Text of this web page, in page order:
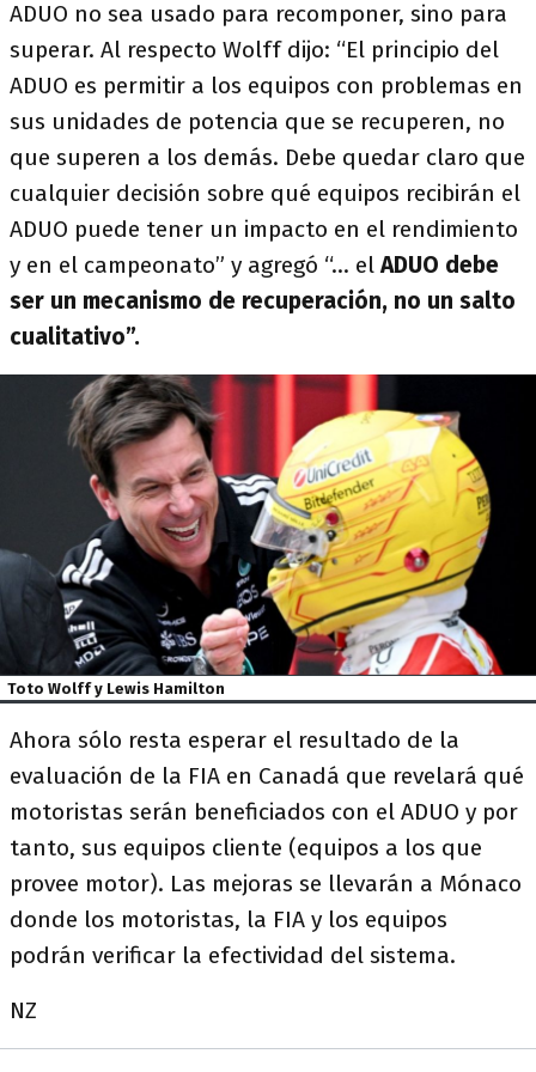
ADUO no sea usado para recomponer, sino para
superar. Al respecto Wolff dijo: “El principio del
ADUO es permitir a los equipos con problemas en
sus unidades de potencia que se recuperen, no
que superen a los demás. Debe quedar claro que
cualquier decisión sobre qué equipos recibirán el
ADUO puede tener un impacto en el rendimiento
y en el campeonato” y agregó “… elADUO debe
ser un mecanismo de recuperación, no un salto
cualitativo”.
Toto Wolff y Lewis Hamilton
Ahora sólo resta esperar el resultado de la
evaluación de la FIA en Canadá que revelará qué
motoristas serán beneficiados con el ADUO y por
tanto, sus equipos cliente (equipos a los que
provee motor). Las mejoras se llevarán a Mónaco
donde los motoristas, la FIA y los equipos
podrán verificar la efectividad del sistema.
NZ